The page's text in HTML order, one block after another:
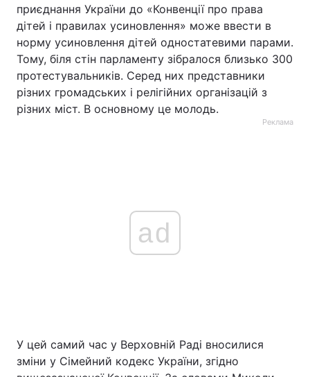
приєднання України до «Конвенції про права
дітей і правилах усиновлення» може ввести в
норму усиновлення дітей одностатевими парами.
Тому, біля стін парламенту зібралося близько 300
протестувальників. Серед них представники
різних громадських і релігійних організацій з
різних міст. В основному це молодь.
Реклама
ad
У цей самий час у Верховній Раді вносилися
зміни у Сімейний кодекс України, згідно